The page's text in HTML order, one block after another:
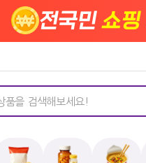
전국민쇼핑